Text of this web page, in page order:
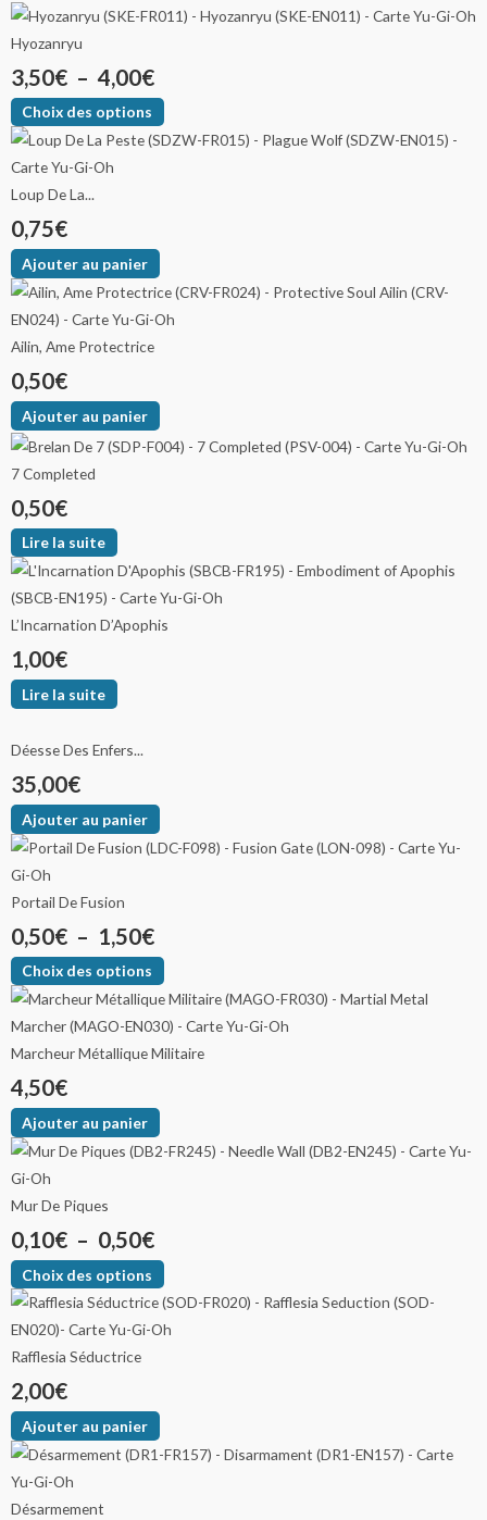
Hyozanryu
3,50€ – 4,00€
Choix des options
Loup De La...
0,75€
Ajouter au panier
Ailin, Ame Protectrice
0,50€
Ajouter au panier
7 Completed
0,50€
Lire la suite
L’Incarnation D’Apophis
1,00€
Lire la suite
Déesse Des Enfers...
35,00€
Ajouter au panier
Portail De Fusion
0,50€ – 1,50€
Choix des options
Marcheur Métallique Militaire
4,50€
Ajouter au panier
Mur De Piques
0,10€ – 0,50€
Choix des options
Rafflesia Séductrice
2,00€
Ajouter au panier
Désarmement